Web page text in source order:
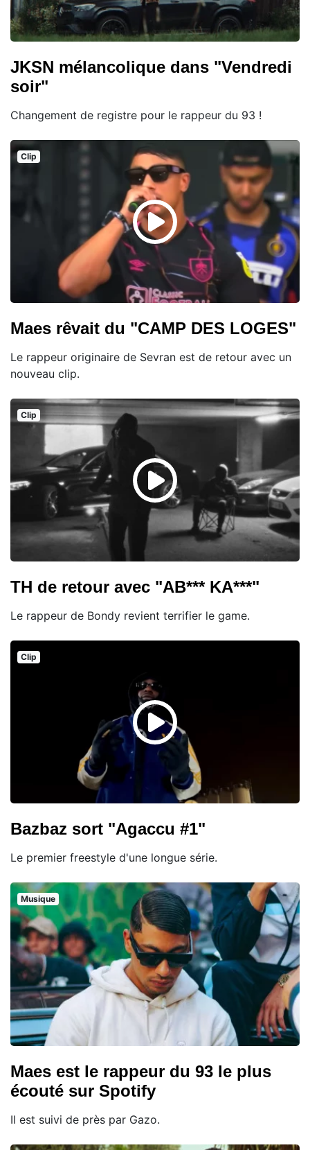
JKSN mélancolique dans "Vendredi
soir"
Changement de registre pour le rappeur du 93 !
Clip
Maes rêvait du "CAMP DES LOGES"
Le rappeur originaire de Sevran est de retour avec un
nouveau clip.
Clip
TH de retour avec "AB*** KA***"
Le rappeur de Bondy revient terrifier le game.
Clip
Bazbaz sort "Agaccu #1"
Le premier freestyle d'une longue série.
Musique
Maes est le rappeur du 93 le plus
écouté sur Spotify
Il est suivi de près par Gazo.